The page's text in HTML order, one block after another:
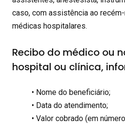
caso, com assistência ao
médicas hospitalares.
Recibo do médico ou
hospital ou clínica,
• Nome do beneficiário;
• Data do atendimento;
• Valor cobrado (em